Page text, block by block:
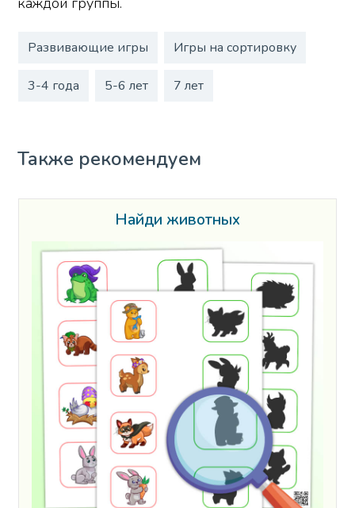
Развивающие игры Игры на сортировку
3-4 года 5-6 лет 7 лет
Также рекомендуем
Найди животных